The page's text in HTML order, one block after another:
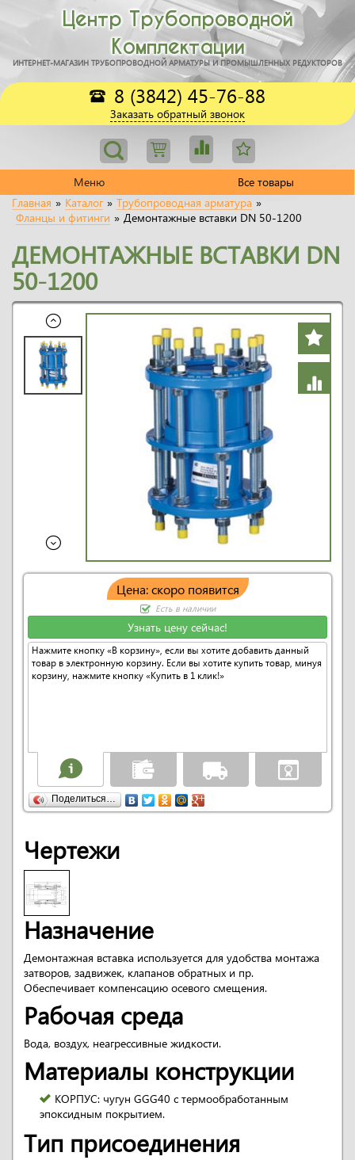
Центр Трубопроводной
Комплектации
ИНТЕРНЕТ-МАГАЗИН ТРУБОПРОВОДНОЙ АРМАТУРЫ И ПРОМЫШЛЕННЫХ РЕДУКТОРОВ
8 (3842) 45-76-88
Заказать обратный звонок
Меню
Все товары
Главная » Каталог » Трубопроводная арматура »
Фланцы и фитинги » Демонтажные вставки DN 50-1200
ДЕМОНТАЖНЫЕ ВСТАВКИ DN
50-1200
Цена: скоро появится
Есть в наличии
Узнать цену сейчас!
Нажмите кнопку «В корзину», если вы хотите добавить данный
товар в электронную корзину. Если вы хотите купить товар, минуя
корзину, нажмите кнопку «Купить в 1 клик!»
Поделиться…
Чертежи
Назначение
Демонтажная вставка используется для удобства монтажа
затворов, задвижек, клапанов обратных и пр.
Обеспечивает компенсацию осевого смещения.
Рабочая среда
Вода, воздух, неагрессивные жидкости.
Материалы конструкции
КОPПУС: чугун GGG40 с термообработанным
эпоксидным покpытием.
Тип присоединения